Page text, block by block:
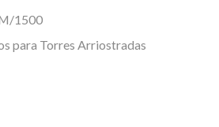
1500
para Torres Arriostradas